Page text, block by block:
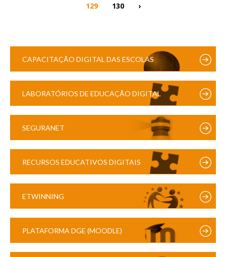
129
130 ›
CAPACITAÇÃO DIGITAL DAS ESCOLAS
LABORATÓRIOS DE EDUCAÇÃO DIGITAL
SEGURANET
RECURSOS EDUCATIVOS DIGITAIS
ETWINNING
PLATAFORMA DGE (MOODLE)